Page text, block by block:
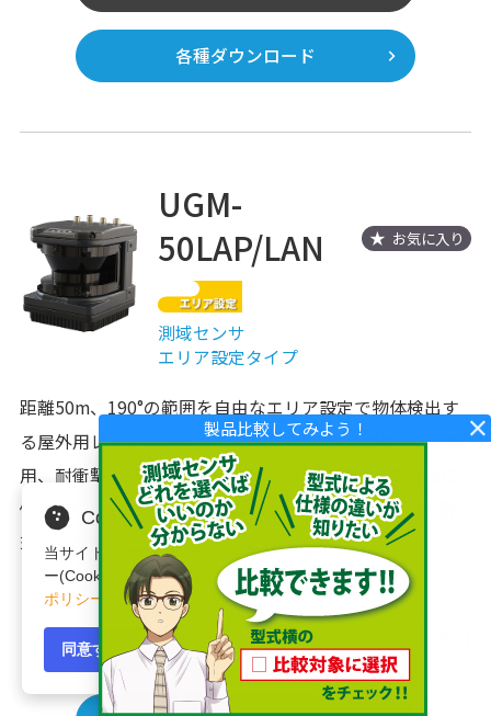
各種ダウンロード
お気に入り
UGM-
50LAP/LAN
測域センサ
エリア設定タイプ
距離50m、190°の範囲を自由なエリア設定で物体検出す
る屋外用レーザスキャナ(LiDAR)。筐体に金属ケースを採
用、耐衝撃性を５０Ｇ（単発）と堅牢性及び耐環境性に
優れています。港湾荷役、建設、インフラ設備などの耐
環境性や高度な検出な用途に。
※型式については、型式一覧をご参照ください。
詳細を見る
Cookieの使用について
当サイトではサイトの利便性向上のため、クッキ
ー(Cookie)を使用しています。詳細はプライバシー
ポリシー
をご確認ください。
同意する